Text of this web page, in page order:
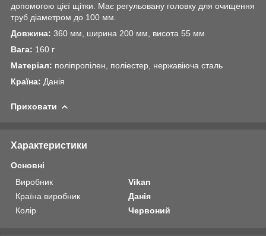
допомогою цієї щітки. Має регульовану головку для очищення
труб діаметром до 100 мм.
Довжина: 360 мм, ширина 200 мм, висота 55 мм
Вага: 160 г
Матеріал: поліпропілен, поліестер, нержавіюча сталь
Країна: Данія
Приховати
Характеристики
Основні
Виробник
Vikan
Країна виробник
Данія
Колір
Червоний